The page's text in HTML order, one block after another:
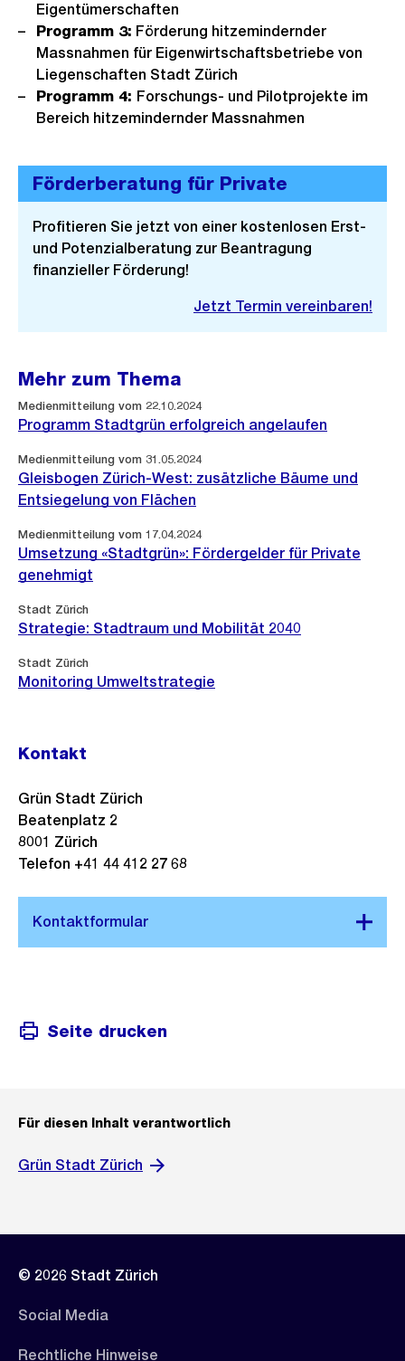
Eigentümerschaften
Programm 3: Förderung hitzemindernder
Massnahmen für Eigenwirtschaftsbetriebe von
Liegenschaften Stadt Zürich
Programm 4: Forschungs- und Pilotprojekte im
Bereich hitzemindernder Massnahmen
Förderberatung für Private
Profitieren Sie jetzt von einer kostenlosen Erst-
und Potenzialberatung zur Beantragung
finanzieller Förderung!
Jetzt Termin vereinbaren!
Mehr zum Thema
Medienmitteilung vom 22.10.2024
Programm Stadtgrün erfolgreich angelaufen
Medienmitteilung vom 31.05.2024
Gleisbogen Zürich-West: zusätzliche Bäume und
Entsiegelung von Flächen
Medienmitteilung vom 17.04.2024
Umsetzung «Stadtgrün»: Fördergelder für Private
genehmigt
Stadt Zürich
Strategie: Stadtraum und Mobilität 2040
Stadt Zürich
Monitoring Umweltstrategie
Kontakt
Grün Stadt Zürich
Beatenplatz 2
8001 Zürich
Telefon +41 44 412 27 68
Seite drucken
Für diesen Inhalt verantwortlich
Grün Stadt Zürich
© 2026 Stadt Zürich
Social Media
Rechtliche Hinweise